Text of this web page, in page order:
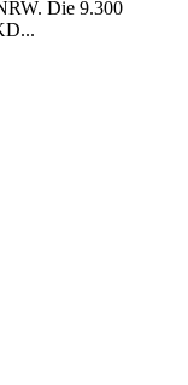
Die 9.300